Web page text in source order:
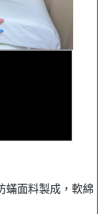
蟎面料製成，軟綿